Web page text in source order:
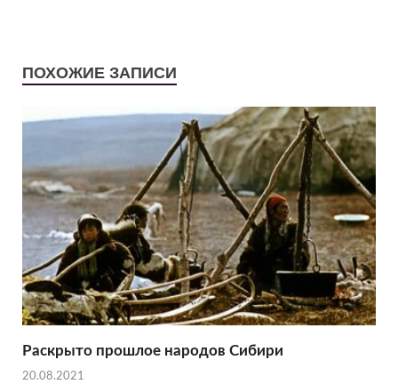
ПОХОЖИЕ ЗАПИСИ
Раскрыто прошлое народов Сибири
20.08.2021